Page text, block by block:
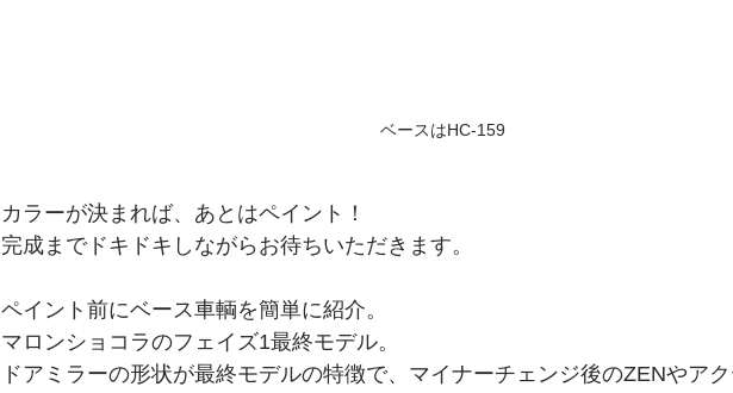
ベースはHC-159
カラーが決まれば、あとはペイント！
完成までドキドキしながらお待ちいただきます。
ペイント前にベース車輌を簡単に紹介。
マロンショコラのフェイズ1最終モデル。
ドアミラーの形状が最終モデルの特徴で、マイナーチェンジ後のZENやア